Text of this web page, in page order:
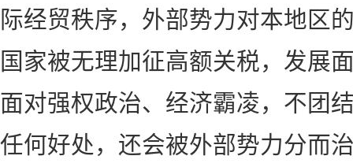
际经贸秩序，外部势力对本地区
国家被无理加征高额关税，发展
面对强权政治、经济霸凌，不团
任何好处，还会被外部势力分而